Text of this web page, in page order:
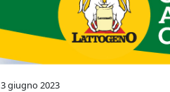
3 giugno 2023